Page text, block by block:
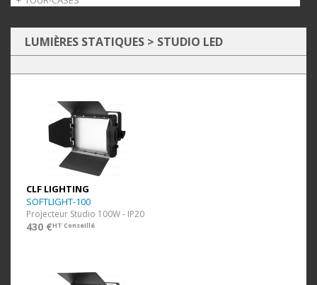
TROLLEY SUR ROULETTES
LUMIÈRES STATIQUES > STUDIO LED
CLF LIGHTING
SOFTLIGHT-100
Projecteur Studio 100W - IP20
430 €HT Conseillé